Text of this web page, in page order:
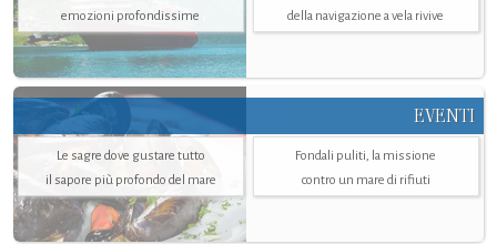
emozioni profondissime
della navigazione a vela rivive
EVENTI
Le sagre dove gustare tutto
il sapore più profondo del mare
Fondali puliti, la missione
contro un mare di rifiuti